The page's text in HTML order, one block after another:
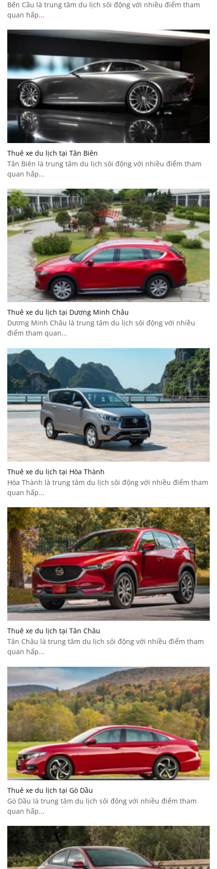
Bến Cầu là trung tâm du lịch sôi động với nhiều điểm tham
quan hấp...
Thuê xe du lịch tại Tân Biên
Tân Biên là trung tâm du lịch sôi động với nhiều điểm tham
quan hấp...
Thuê xe du lịch tại Dương Minh Châu
Dương Minh Châu là trung tâm du lịch sôi động với nhiều
điểm tham quan...
Thuê xe du lịch tại Hòa Thành
Hòa Thành là trung tâm du lịch sôi động với nhiều điểm tham
quan hấp...
Thuê xe du lịch tại Tân Châu
Tân Châu là trung tâm du lịch sôi động với nhiều điểm tham
quan hấp...
Thuê xe du lịch tại Gò Dầu
Gò Dầu là trung tâm du lịch sôi động với nhiều điểm tham
quan hấp...